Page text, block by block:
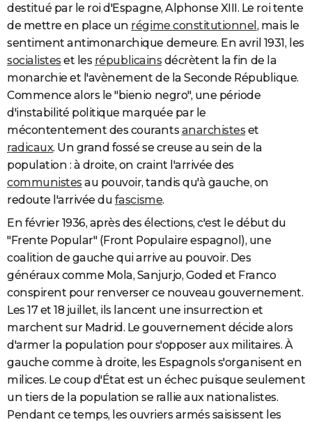
destitué par le roi d'Espagne, Alphonse XIII. Le roi tente
de mettre en place un régime constitutionnel , mais le
sentiment antimonarchique demeure. En avril 1931, les
socialistes et les républicains décrètent la fin de la
monarchie et l'avènement de la Seconde République.
Commence alors le "bienio negro", une période
d'instabilité politique marquée par le
mécontentement des courantsanarchistes et
radicaux. Un grand fossé se creuse au sein de la
population : à droite, on craint l'arrivée des
communistes au pouvoir, tandis qu'à gauche, on
redoute l'arrivée du fascisme.
En février 1936, après des élections, c'est le début du
"Frente Popular" (Front Populaire espagnol), une
coalition de gauche qui arrive au pouvoir. Des
généraux comme Mola, Sanjurjo, Goded et Franco
conspirent pour renverser ce nouveau gouvernement.
Les 17 et 18 juillet, ils lancent une insurrection et
marchent sur Madrid. Le gouvernement décide alors
d'armer la population pour s'opposer aux militaires. À
gauche comme à droite, les Espagnols s'organisent en
milices. Le coup d'État est un échec puisque seulement
un tiers de la population se rallie aux nationalistes.
Pendant ce temps, les ouvriers armés saisissent les